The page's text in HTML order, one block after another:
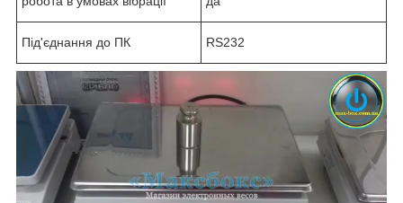
Під'єднання до ПК RS232